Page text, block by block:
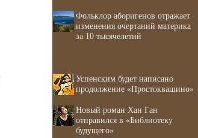
Фольклор аборигенов отражает
изменения очертаний материка
за 10 тысячелетий
Успенским будет написано
продолжение «Простоквашино»
Новый роман Хан Ган
отправился в «Библиотеку
будущего»